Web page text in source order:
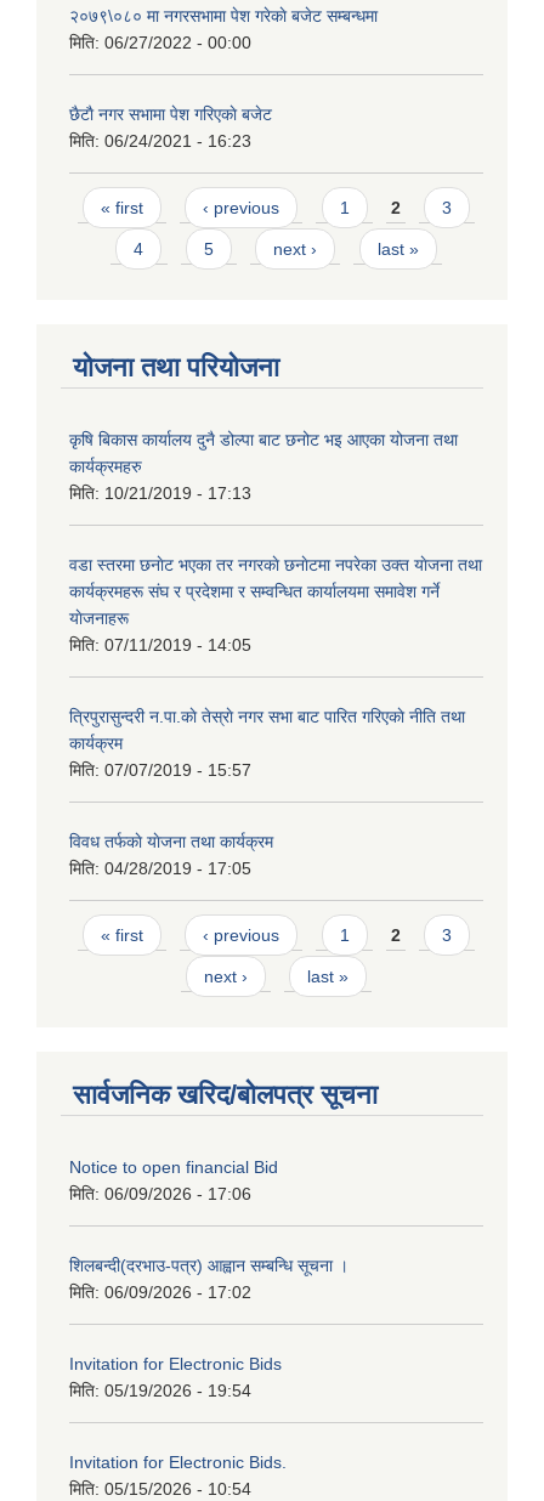
२०७९\०८० मा नगरसभामा पेश गरेकाे बजेट सम्बन्धमा
मिति: 06/27/2022 - 00:00
छैटाै नगर सभामा पेश गरिएकाे बजेट
मिति: 06/24/2021 - 16:23
Pages
« first ‹ previous 1 2 3
4 5 next › last »
योजना तथा परियोजना
कृषि बिकास कार्यालय दुनै डोल्पा बाट छनोट भइ आएका योजना तथा
कार्यक्रमहरु
मिति: 10/21/2019 - 17:13
वडा स्तरमा छनाेट भएका तर नगरकाे छनाेटमा नपरेका उक्त याेजना तथा
कार्यक्रमहरू संघ र प्रदेशमा र सम्वन्धित कार्यालयमा समावेश गर्ने
याेजनाहरू
मिति: 07/11/2019 - 14:05
त्रिपुरासुन्दरी न.पा.काे तेस्राे नगर सभा बाट पारित गरिएकाे नीति तथा
कार्यक्रम
मिति: 07/07/2019 - 15:57
विवध तर्फकाे याेजना तथा कार्यक्रम
मिति: 04/28/2019 - 17:05
Pages
« first ‹ previous 1 2 3
next › last »
सार्वजनिक खरिद/बोलपत्र सूचना
Notice to open financial Bid
मिति: 06/09/2026 - 17:06
शिलबन्दी(दरभाउ-पत्र) आह्वान सम्बन्धि सूचना ।
मिति: 06/09/2026 - 17:02
Invitation for Electronic Bids
मिति: 05/19/2026 - 19:54
Invitation for Electronic Bids.
मिति: 05/15/2026 - 10:54